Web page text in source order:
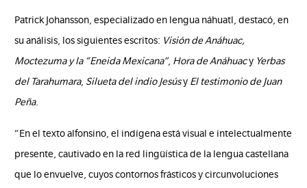
Patrick Johansson, especializado en lengua náhuatl, destacó, en
su análisis, los siguientes escritos: Visión de Anáhuac,
Moctezuma y la “Eneida Mexicana”, Hora de Anáhuacy Yerbas
del Tarahumara, Silueta del indio Jesúsy El testimonio de Juan
Peña.
“En el texto alfonsino, el indígena está visual e intelectualmente
presente, cautivado en la red lingüística de la lengua castellana
que lo envuelve, cuyos contornos frásticos y circunvoluciones